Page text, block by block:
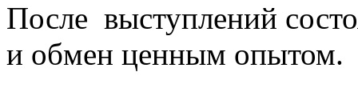
После выступлений
и обмен ценным опытом.